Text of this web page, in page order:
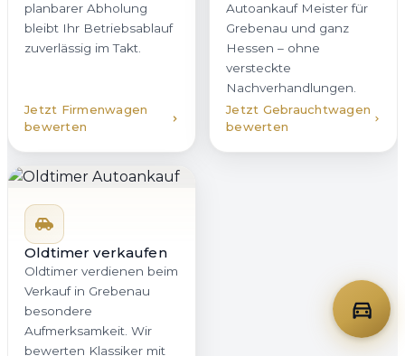
planbarer Abholung
bleibt Ihr Betriebsablauf
zuverlässig im Takt.
Jetzt Firmenwagen
bewerten
Autoankauf Meister für
Grebenau und ganz
Hessen – ohne
versteckte
Nachverhandlungen.
Jetzt Gebrauchtwagen
bewerten
Oldtimer verkaufen
Oldtimer verdienen beim
Verkauf in Grebenau
besondere
Aufmerksamkeit. Wir
bewerten Klassiker mit